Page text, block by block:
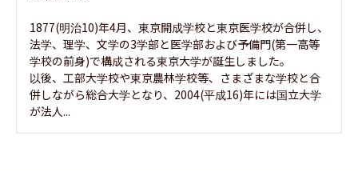
1877(明治10)年4月、東京開成学校と東京医学校が合併し、
法学、理学、文学の3学部と医学部および予備門(第一高等
学校の前身)で構成される東京大学が誕生しました。
以後、工部大学校や東京農林学校等、さまざまな学校と合
併しながら総合大学となり、2004(平成16)年には国立大学
が法人...